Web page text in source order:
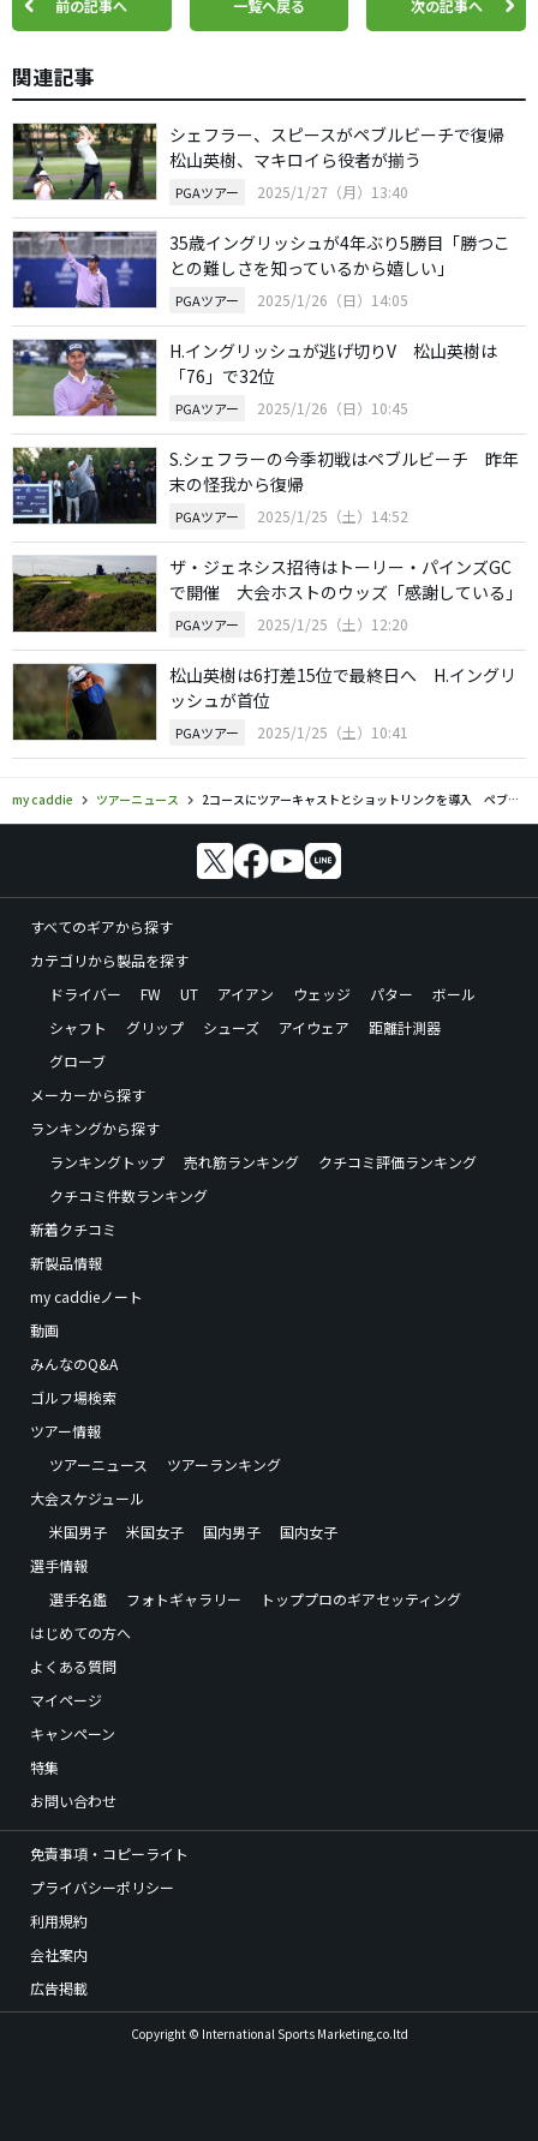
前の記事へ 一覧へ戻る 次の記事へ
関連記事
シェフラー、スピースがペブルビーチで復帰
松山英樹、マキロイら役者が揃う
PGAツアー 2025/1/27（月）13:40
35歳イングリッシュが4年ぶり5勝目「勝つこ
との難しさを知っているから嬉しい」
PGAツアー 2025/1/26（日）14:05
H.イングリッシュが逃げ切りV 松山英樹は
「76」で32位
PGAツアー 2025/1/26（日）10:45
S.シェフラーの今季初戦はペブルビーチ 昨年
末の怪我から復帰
PGAツアー 2025/1/25（土）14:52
ザ・ジェネシス招待はトーリー・パインズGC
で開催 大会ホストのウッズ「感謝している」
PGAツアー 2025/1/25（土）12:20
松山英樹は6打差15位で最終日へ H.イングリ
ッシュが首位
PGAツアー 2025/1/25（土）10:41
my caddie ツアーニュース 2コースにツアーキャストとショットリンクを導入 ペブルビーチ・プロアマ
すべてのギアから探す
カテゴリから製品を探す
ドライバー
FW UT アイアン ウェッジ パター
ボール
シャフト
グリップ シューズ アイウェア
距離計測器
グローブ
メーカーから探す
ランキングから探す
ランキングトップ
売れ筋ランキング
クチコミ評価ランキング
クチコミ件数ランキング
新着クチコミ
新製品情報
my caddieノート
動画
みんなのQ&A
ゴルフ場検索
ツアー情報
ツアーニュース
ツアーランキング
大会スケジュール
米国男子
米国女子 国内男子
国内女子
選手情報
選手名鑑
フォトギャラリー
トッププロのギアセッティング
はじめての方へ
よくある質問
マイページ
キャンペーン
特集
お問い合わせ
免責事項・コピーライト
プライバシーポリシー
利用規約
会社案内
広告掲載
Copyright © International Sports Marketing,co.ltd